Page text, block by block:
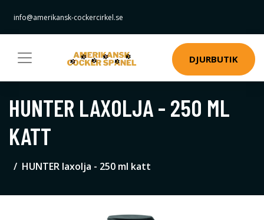
info@amerikansk-cockercirkel.se
DJURBUTIK
HUNTER LAXOLJA - 250 ML
KATT
HUNTER laxolja - 250 ml katt